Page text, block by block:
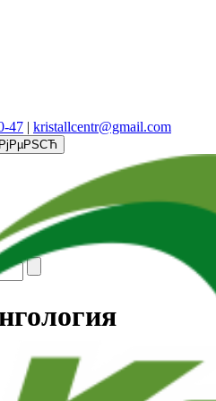
47 | kristallcentr@gmail.com